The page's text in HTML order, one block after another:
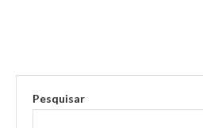
Pesquisar